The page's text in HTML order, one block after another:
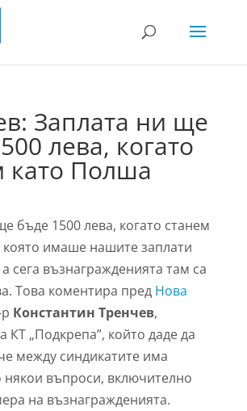
Заплата ни ще
лева, когато
като Полша
бъде 1500 лева, когато станем
имаше нашите заплати
а сега възнагражденията там са
Това коментира пред Нова
Константин Тренчев,
КТ „Подкрепа”, който даде да
между синдикатите има
някои въпроси, включително
на възнагражденията.